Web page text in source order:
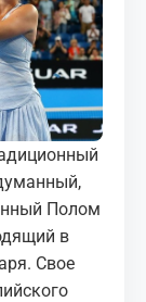
Полом
в
Свое